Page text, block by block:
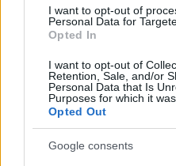
I want to opt-out of
Personal Data for
Opted In
I want to opt-out of
Retention, Sale, and/or
Personal Data that Is
Purposes for which it
Opted Out
Google consents
magyar versenyző, miután
Attila aharmadik helyen zárt.
Az olasz versenyt abszolút
Stéphane Lefebvre és
Rally2-vel a szlovén skodás